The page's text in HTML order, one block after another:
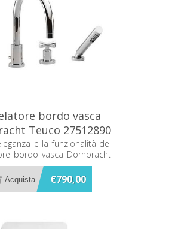
bordo vasca
Teuco 27512890
e la funzionalità del
bordo vasca Dornbracht
Progettato per
e praticità, è la scelta
per chi desidera un bagno
€790,00